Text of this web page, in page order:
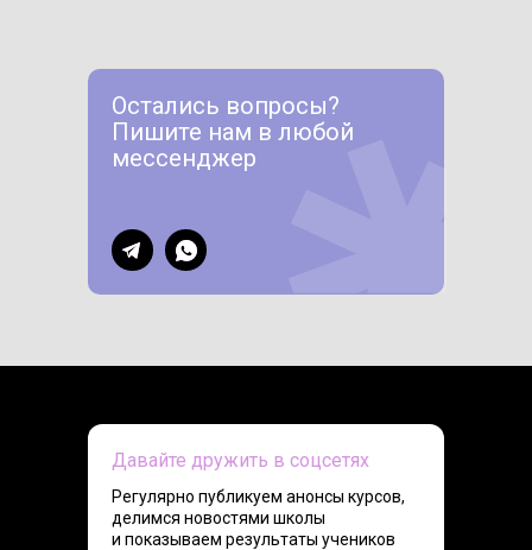
Остались вопросы?
Пишите нам в любой
мессенджер
Давайте дружить в соцсетях
Регулярно публикуем анонсы курсов,
делимся новостями школы
и показываем результаты учеников